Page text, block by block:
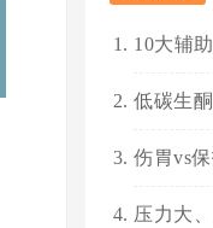
10大辅
低碳生
伤胃vs
压力大